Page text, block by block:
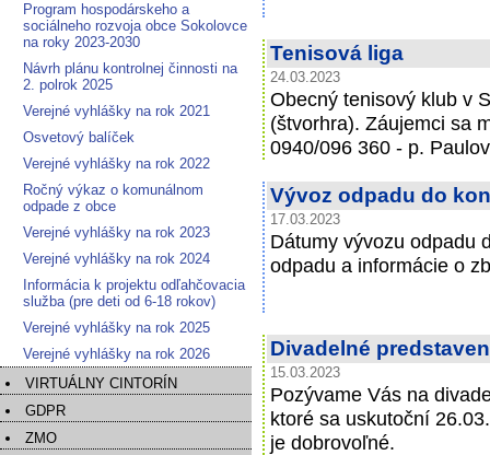
Program hospodárskeho a
sociálneho rozvoja obce Sokolovce
na roky 2023-2030
Návrh plánu kontrolnej činnosti na
2. polrok 2025
Verejné vyhlášky na rok 2021
Osvetový balíček
Verejné vyhlášky na rok 2022
Ročný výkaz o komunálnom
odpade z obce
Verejné vyhlášky na rok 2023
Verejné vyhlášky na rok 2024
Informácia k projektu odľahčovacia
služba (pre deti od 6-18 rokov)
Verejné vyhlášky na rok 2025
Verejné vyhlášky na rok 2026
VIRTUÁLNY CINTORÍN
GDPR
ZMO
Tenisová liga
24.03.2023
Obecný tenisový klub v
(štvorhra). Záujemci sa
0940/096 360 - p.
Vývoz odpadu do
17.03.2023
Dátumy vývozu odpadu
odpadu a informácie o
Divadelné
15.03.2023
Pozývame Vás na
ktoré sa uskutoční
je dobrovoľné.